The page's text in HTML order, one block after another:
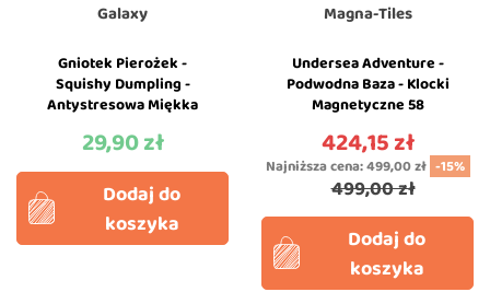
Galaxy
Gniotek Pierożek -
Squishy Dumpling -
Antystresowa Miękka
Relaksacyjna
Cena
29,90 zł
Dodaj do
koszyka
Magna-Tiles
Undersea Adventure -
Podwodna Baza - Klocki
Magnetyczne 58
Magna-Tiles
Cena
424,15 zł
Najniższa cena:499,00 zł -15%
499,00 zł
Dodaj do
koszyka